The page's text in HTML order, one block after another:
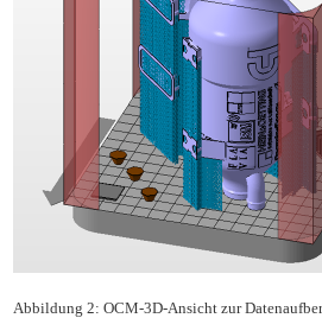
Abbildung 2: OCM-3D-Ansicht zur